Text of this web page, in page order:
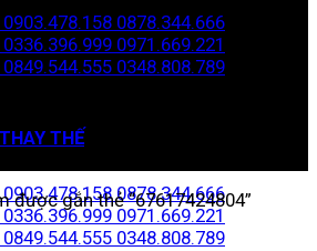
0903.478.158 0878.344.666
0336.396.999 0971.669.221
0849.544.555 0348.808.789
0903.478.158 0878.344.666
0336.396.999 0971.669.221
0849.544.555 0348.808.789
THẾ
được gắn thẻ “67617424804”